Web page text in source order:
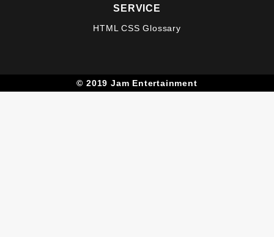
SERVICE
HTML CSS Glossary
© 2019 Jam Entertainment